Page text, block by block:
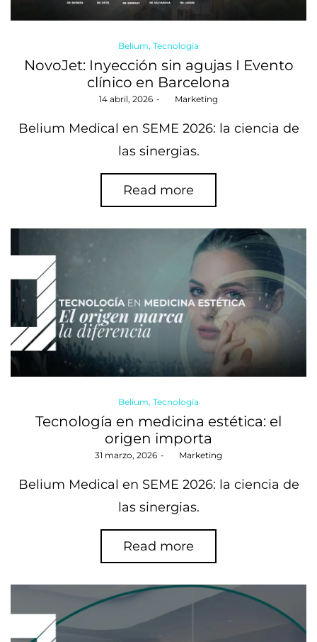
Posted
Belium Tecnología
NovoJet: Inyección sin agujas I Evento
clínico en Barcelona
Posted
14 abril, 2026 Marketing
Belium Medical en SEME 2026: la ciencia de
las sinergias.
Read more
Posted
Belium Tecnología
Tecnología en medicina estética: el
origen importa
Posted
31 marzo, 2026 Marketing
Belium Medical en SEME 2026: la ciencia de
las sinergias.
Read more